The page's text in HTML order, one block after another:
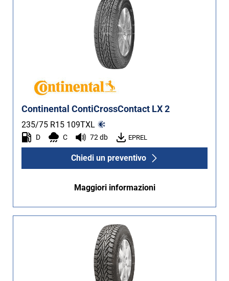
Continental ContiCrossContact LX 2
235/75 R15 109TXL
D C 72 db EPREL
Chiedi un preventivo
Maggiori informazioni